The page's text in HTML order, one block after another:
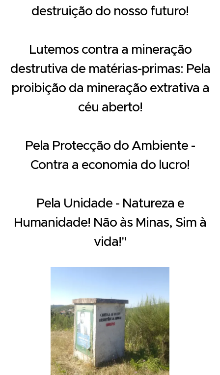
destruição do nosso futuro!
Lutemos contra a mineração
destrutiva de matérias-primas: Pela
proibição da mineração extrativa a
céu aberto!
Pela Protecção do Ambiente -
Contra a economia do lucro!
Pela Unidade - Natureza e
Humanidade! Não às Minas, Sim à
vida!"